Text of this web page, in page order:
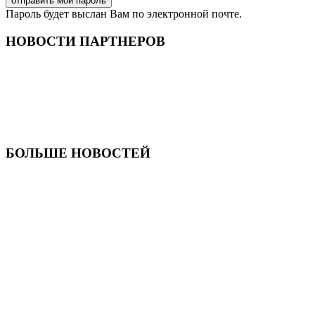
Пароль будет выслан Вам по электронной почте.
НОВОСТИ ПАРТНЕРОВ
БОЛЬШЕ НОВОСТЕЙ